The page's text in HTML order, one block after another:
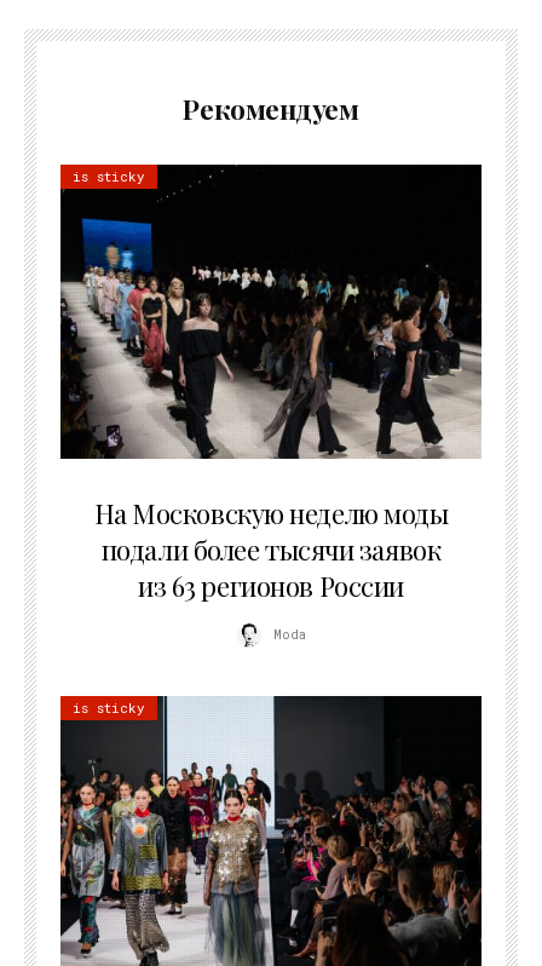
Рекомендуем
is sticky
На Московскую неделю моды
подали более тысячи заявок
из 63 регионов России
Moda
is sticky